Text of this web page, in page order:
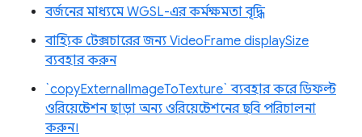
বর্জনের মাধ্যমে WGSL-এর কর্মক্ষমতা বৃদ্ধি
বাহ্যিক টেক্সচারের জন্য VideoFrame displaySize
ব্যবহার করুন
`copyExternalImageToTexture` ব্যবহার করে ডিফল্ট
ওরিয়েন্টেশন ছাড়া অন্য ওরিয়েন্টেশনের ছবি পরিচালনা
করুন।